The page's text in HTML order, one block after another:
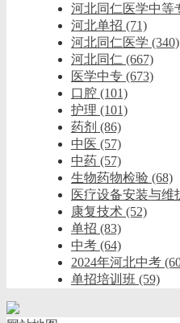
河北同仁医学中等
河北单招 (71)
河北同仁医学 (340)
河北同仁 (667)
医学中专 (673)
口腔 (101)
护理 (101)
药剂 (86)
中医 (57)
中药 (57)
生物药物检验 (68)
医疗设备安装与维
康复技术 (52)
单招 (83)
中考 (64)
2024年河北中考
单招培训班 (59)